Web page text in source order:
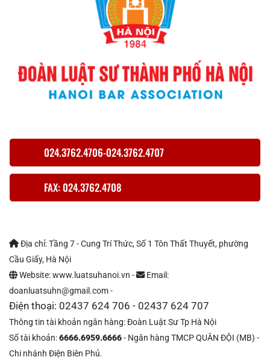
024.3762.4706-024.3762.4707
FAX: 024.3762.4708
Địa chỉ: Tầng 7 - Cung Trí Thức, Số 1 Tôn Thất Thuyết, phường
Cầu Giấy, Hà Nội
Website: www.luatsuhanoi.vn -
Email:
doanluatsuhn@gmail.com -
Điện thoại: 02437 624 706 - 02437 624 707
Thông tin tài khoản ngân hàng: Đoàn Luật Sư Tp Hà Nội
Số tài khoản:6666.6959.6666- Ngân hàng TMCP QUÂN ĐỘI (MB) -
Chi nhánh Điện Biên Phủ.